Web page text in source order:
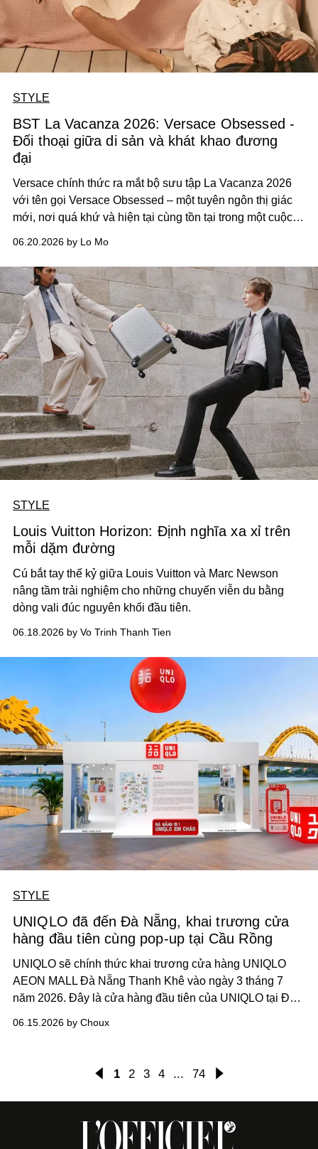
STYLE
BST La Vacanza 2026: Versace Obsessed -
Đối thoại giữa di sản và khát khao đương
đại
Versace chính thức ra mắt bộ sưu tập La Vacanza 2026
với tên gọi Versace Obsessed – một tuyên ngôn thị giác
mới, nơi quá khứ và hiện tại cùng tồn tại trong một cuộc
hình bản sắc nhà mốt và một thế hệ mới tiếp tục bị cuốn
vào sức hút ấy, Versace một lần nữa khẳng định khả năng
tạo nên khao khát vượt thời gian trong thế giới thời trang
đương đại.
06.20.2026 by Lo Mo
STYLE
Louis Vuitton Horizon: Định nghĩa xa xỉ trên
mỗi dặm đường
Cú bắt tay thế kỷ giữa Louis Vuitton và Marc Newson
nâng tầm trải nghiệm cho những chuyến viễn du bằng
dòng vali đúc nguyên khối đầu tiên.
06.18.2026 by Vo Trinh Thanh Tien
STYLE
UNIQLO đã đến Đà Nẵng, khai trương cửa
hàng đầu tiên cùng pop-up tại Cầu Rồng
UNIQLO sẽ chính thức khai trương cửa hàng UNIQLO
AEON MALL Đà Nẵng Thanh Khê vào ngày 3 tháng 7
năm 2026. Đây là cửa hàng đầu tiên của UNIQLO tại Đà
06.15.2026 by Choux
1 2 3 4 ... 74